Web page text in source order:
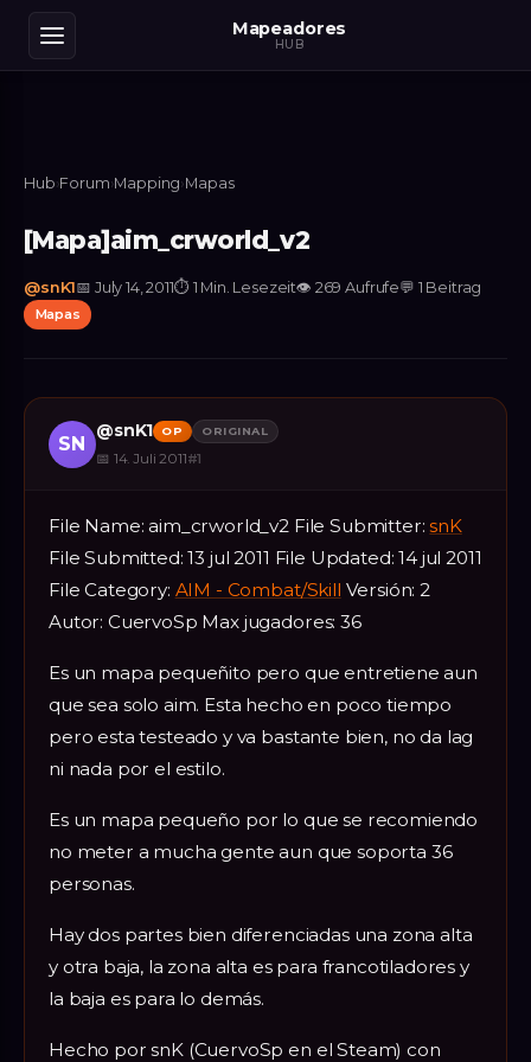
Mapeadores
HUB
Hub›Forum›Mapping›Mapas
[Mapa]aim_crworld_v2
@snK1📅 July 14, 2011⏱ 1 Min. Lesezeit👁 269 Aufrufe💬 1 Beitrag
Mapas
SN
@snK1 OP ORIGINAL
📅 14. Juli 2011#1
File Name: aim_crworld_v2 File Submitter:snK
File Submitted: 13 jul 2011 File Updated: 14 jul 2011
File Category: AIM - Combat/Skill Versión: 2
Autor: CuervoSp Max jugadores: 36
Es un mapa pequeñito pero que entretiene aun
que sea solo aim. Esta hecho en poco tiempo
pero esta testeado y va bastante bien, no da lag
ni nada por el estilo.
Es un mapa pequeño por lo que se recomiendo
no meter a mucha gente aun que soporta 36
personas.
Hay dos partes bien diferenciadas una zona alta
y otra baja, la zona alta es para francotiladores y
la baja es para lo demás.
Hecho por snK (CuervoSp en el Steam) con